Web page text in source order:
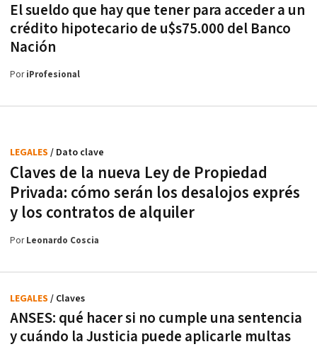
El sueldo que hay que tener para acceder a un
crédito hipotecario de u$s75.000 del Banco
Nación
PoriProfesional
Claves de la nueva Ley de Propiedad
Privada: cómo serán los desalojos exprés
y los contratos de alquiler
LEGALES / Dato clave
PorLeonardo Coscia
ANSES: qué hacer si no cumple una sentencia
y cuándo la Justicia puede aplicarle multas
LEGALES / Claves